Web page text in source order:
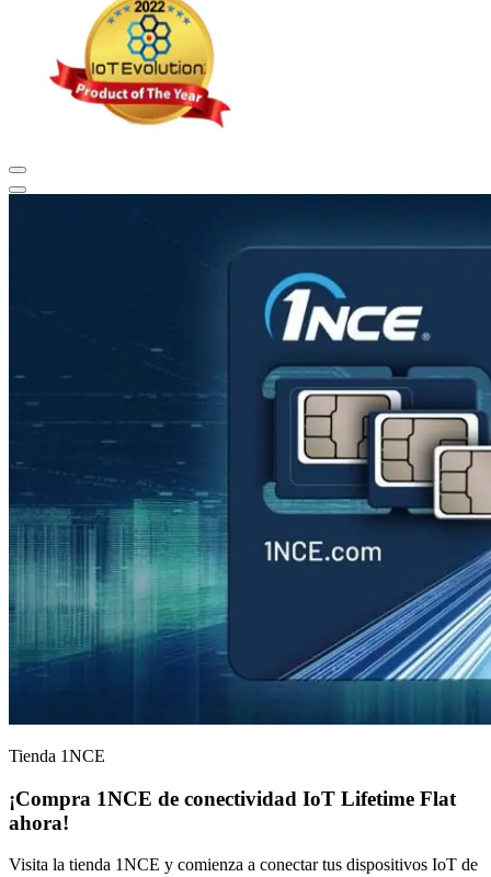
Tienda 1NCE
¡Compra 1NCE de conectividad IoT Lifetime Flat
ahora!
Visita la tienda 1NCE y comienza a conectar tus dispositivos IoT de